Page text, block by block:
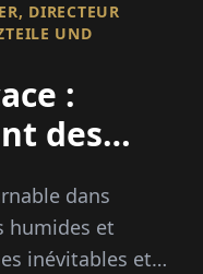
DIRECTEUR
UND
:
des
dans
humides et
inévitables et